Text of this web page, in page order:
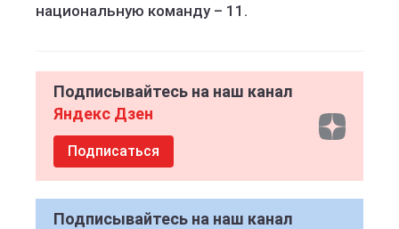
национальную команду – 11.
Подписывайтесь на наш канал
Яндекс Дзен
Подписаться
Подписывайтесь на наш канал